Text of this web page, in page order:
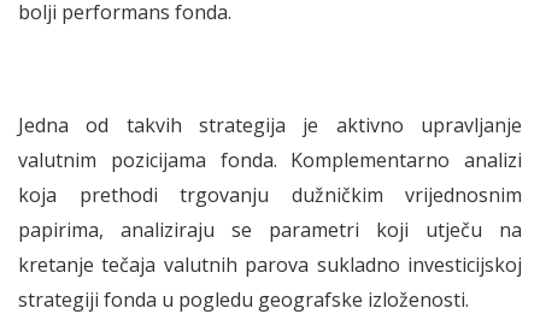
bolji performans fonda.
Jedna od takvih strategija je aktivno upravljanje
valutnim pozicijama fonda. Komplementarno analizi
koja prethodi trgovanju dužničkim vrijednosnim
papirima, analiziraju se parametri koji utječu na
kretanje tečaja valutnih parova sukladno investicijskoj
strategiji fonda u pogledu geografske izloženosti.